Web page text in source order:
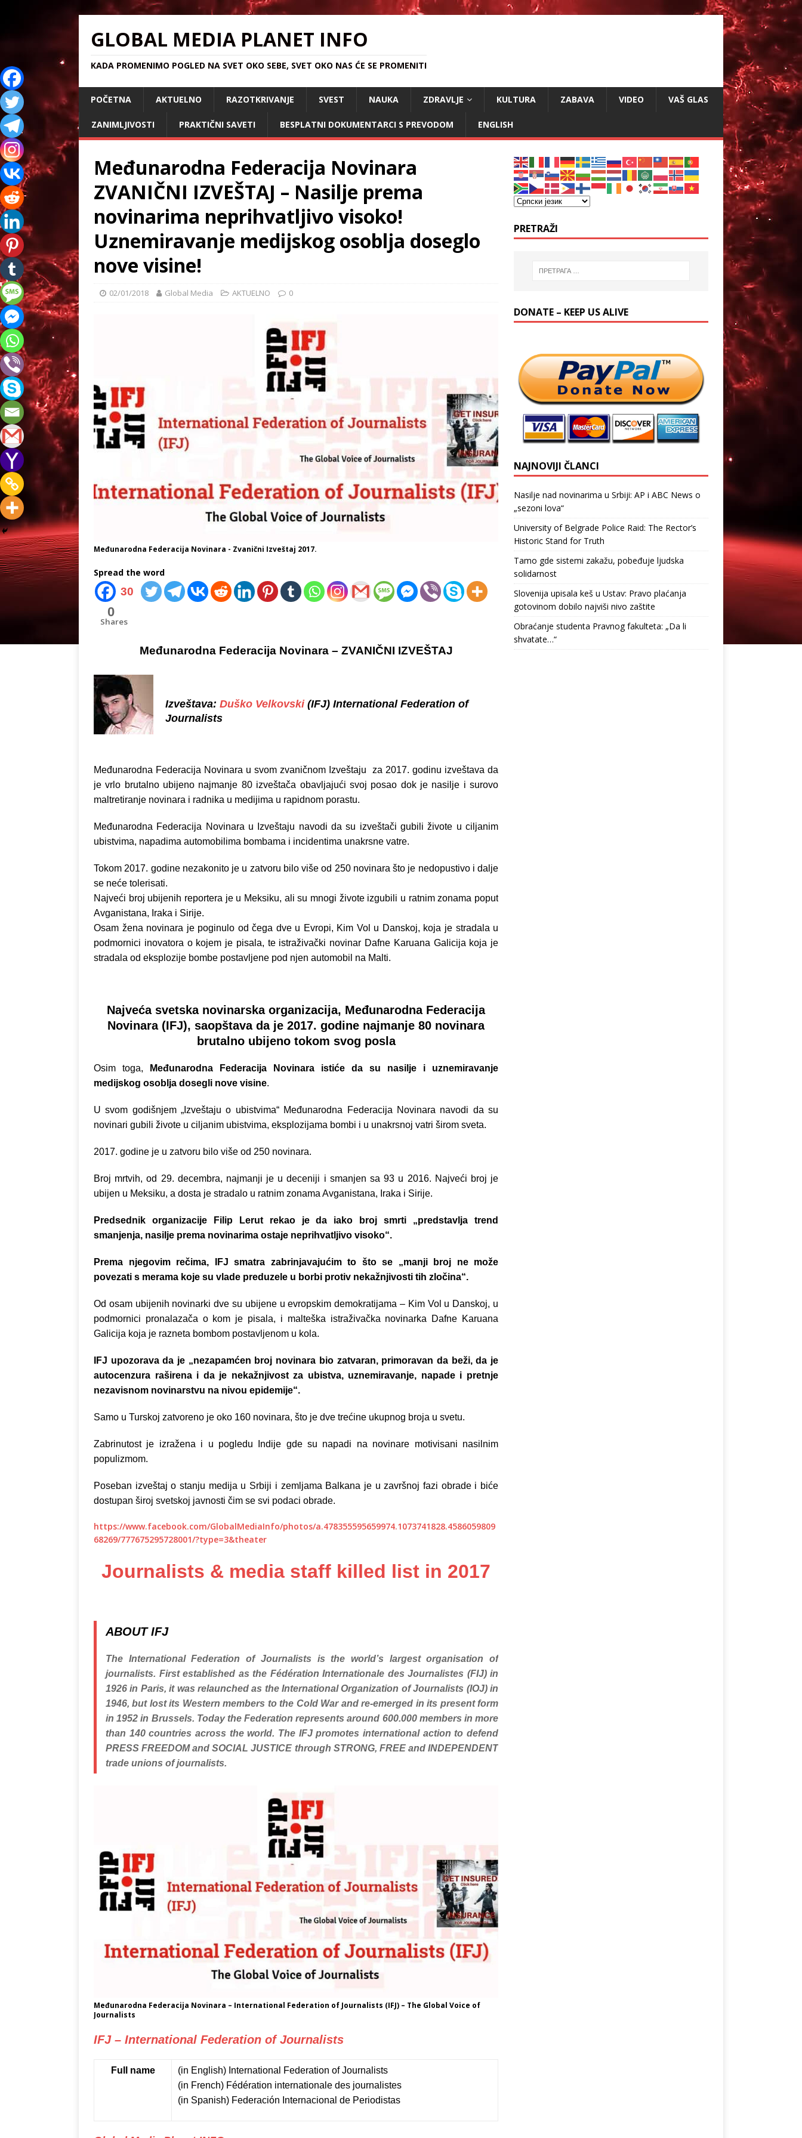
GLOBAL MEDIA PLANET INFO
KADA PROMENIMO POGLED NA SVET OKO SEBE, SVET OKO NAS ĆE SE PROMENITI
POČETNA AKTUELNO RAZOTKRIVANJE SVEST NAUKA ZDRAVLJE KULTURA ZABAVA VIDEO VAŠ GLAS
ZANIMLJIVOSTI PRAKTIČNI SAVETI BESPLATNI DOKUMENTARCI S PREVODOM ENGLISH
Međunarodna Federacija Novinara
ZVANIČNI IZVEŠTAJ – Nasilje prema
novinarima neprihvatljivo visoko!
Uznemiravanje medijskog osoblja doseglo
nove visine!
02/01/2018 Global Media AKTUELNO 0
Međunarodna Federacija Novinara - Zvanični Izveštaj 2017.
Spread the word
30
0
Shares
Međunarodna Federacija Novinara – ZVANIČNI IZVEŠTAJ
Izveštava: Duško Velkovski(IFJ) International Federation of
Journalists
Međunarodna Federacija Novinara u svom zvaničnom Izveštaju za 2017. godinu izveštava da
je vrlo brutalno ubijeno najmanje 80 izveštača obavljajući svoj posao dok je nasilje i surovo
maltretiranje novinara i radnika u medijima u rapidnom porastu.
Međunarodna Federacija Novinara u Izveštaju navodi da su izveštači gubili živote u ciljanim
ubistvima, napadima automobilima bombama i incidentima unakrsne vatre.
Tokom 2017. godine nezakonito je u zatvoru bilo više od 250 novinara što je nedopustivo i dalje
se neće tolerisati.
Najveći broj ubijenih reportera je u Meksiku, ali su mnogi živote izgubili u ratnim zonama poput
Avganistana, Iraka i Sirije.
Osam žena novinara je poginulo od čega dve u Evropi, Kim Vol u Danskoj, koja je stradala u
podmornici inovatora o kojem je pisala, te istraživački novinar Dafne Karuana Galicija koja je
stradala od eksplozije bombe postavljene pod njen automobil na Malti.
Najveća svetska novinarska organizacija, Međunarodna Federacija
Novinara (IFJ), saopštava da je 2017. godine najmanje 80 novinara
brutalno ubijeno tokom svog posla
Osim toga,
Međunarodna Federacija Novinara istiće da su nasilje i uznemiravanje
medijskog osoblja dosegli nove visine.
U svom godišnjem „Izveštaju o ubistvima“ Međunarodna Federacija Novinara navodi da su
novinari gubili živote u ciljanim ubistvima, eksplozijama bombi i u unakrsnoj vatri širom sveta.
2017. godine je u zatvoru bilo više od 250 novinara.
Broj mrtvih, od 29. decembra, najmanji je u deceniji i smanjen sa 93 u 2016. Najveći broj je
ubijen u Meksiku, a dosta je stradalo u ratnim zonama Avganistana, Iraka i Sirije.
Predsednik organizacije Filip Lerut rekao je da iako broj smrti „predstavlja trend
smanjenja, nasilje prema novinarima ostaje neprihvatljivo visoko“.
Prema njegovim rečima, IFJ smatra zabrinjavajućim to što se „manji broj ne može
povezati s merama koje su vlade preduzele u borbi protiv nekažnjivosti tih zločina“.
Od osam ubijenih novinarki dve su ubijene u evropskim demokratijama – Kim Vol u Danskoj, u
podmornici pronalazača o kom je pisala, i malteška istraživačka novinarka Dafne Karuana
Galicija koja je razneta bombom postavljenom u kola.
IFJ upozorava da je „nezapamćen broj novinara bio zatvaran, primoravan da beži, da je
autocenzura raširena i da je nekažnjivost za ubistva, uznemiravanje, napade i pretnje
nezavisnom novinarstvu na nivou epidemije“.
Samo u Turskoj zatvoreno je oko 160 novinara, što je dve trećine ukupnog broja u svetu.
Zabrinutost je izražena i u pogledu Indije gde su napadi na novinare motivisani nasilnim
populizmom.
Poseban izveštaj o stanju medija u Srbiji i zemljama Balkana je u završnoj fazi obrade i biće
dostupan široj svetskoj javnosti čim se svi podaci obrade.
https://www.facebook.com/GlobalMediaInfo/photos/a.478355595659974.1073741828.4586059809
68269/777675295728001/?type=3&theater
Journalists & media staff killed list in 2017
ABOUT IFJ
The International Federation of Journalists is the world’s largest organisation of
journalists. First established as the Fédération Internationale des Journalistes (FIJ) in
1926 in Paris, it was relaunched as the International Organization of Journalists (IOJ) in
1946, but lost its Western members to the Cold War and re-emerged in its present form
in 1952 in Brussels. Today the Federation represents around 600.000 members in more
than 140 countries across the world. The IFJ promotes international action to defend
PRESS FREEDOM and SOCIAL JUSTICE through STRONG, FREE and INDEPENDENT
trade unions of journalists.
Međunarodna Federacija Novinara – International Federation of Journalists (IFJ) – The Global Voice of
Journalists
IFJ – International Federation of Journalists
Full name (in English) International Federation of Journalists
(in French) Fédération internationale des journalistes
(in Spanish) Federación Internacional de Periodistas
PRETRAŽI
DONATE – KEEP US ALIVE
NAJNOVIJI ČLANCI
Nasilje nad novinarima u Srbiji: AP i ABC News o
„sezoni lova“
University of Belgrade Police Raid: The Rector’s
Historic Stand for Truth
Tamo gde sistemi zakažu, pobeđuje ljudska
solidarnost
Slovenija upisala keš u Ustav: Pravo plaćanja
gotovinom dobilo najviši nivo zaštite
Obraćanje studenta Pravnog fakulteta: „Da li
shvatate…“